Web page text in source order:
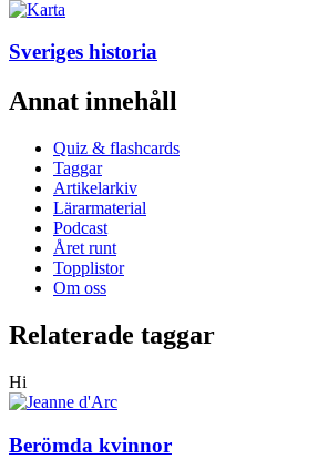
Sveriges historia
Annat innehåll
Quiz & flashcards
Taggar
Artikelarkiv
Lärarmaterial
Podcast
Året runt
Topplistor
Om oss
Relaterade taggar
Hi
Berömda kvinnor